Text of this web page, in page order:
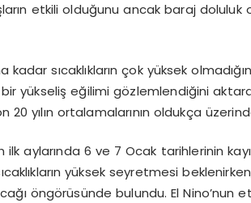
etkili olduğunu ancak baraj doluluk
kadar sıcaklıkların çok yüksek
yükseliş eğilimi gözlemlendiğini
20 yılın ortalamalarının oldukça
ilk aylarında 6 ve 7 Ocak tarihlerinin
yüksek seyretmesi
öngörüsünde bulundu. El